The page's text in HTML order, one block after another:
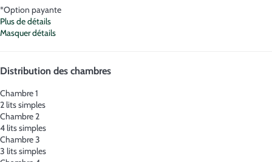
*Option payante
Plus de détails
Masquer détails
Distribution des chambres
Chambre 1
2 lits simples
Chambre 2
4 lits simples
Chambre 3
3 lits simples